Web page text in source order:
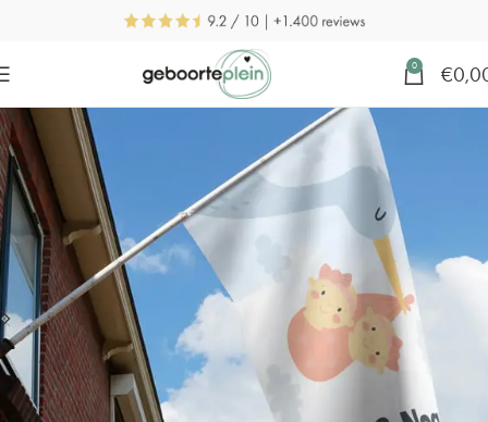
0 €